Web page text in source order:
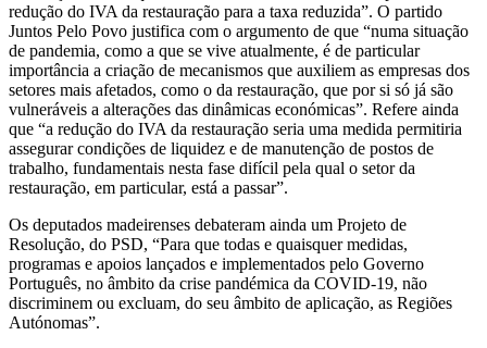
redução do IVA da restauração para a taxa reduzida”. O partido
Juntos Pelo Povo justifica com o argumento de que “numa situação
de pandemia, como a que se vive atualmente, é de particular
importância a criação de mecanismos que auxiliem as empresas dos
setores mais afetados, como o da restauração, que por si só já são
vulneráveis a alterações das dinâmicas económicas”. Refere ainda
que “a redução do IVA da restauração seria uma medida permitiria
assegurar condições de liquidez e de manutenção de postos de
trabalho, fundamentais nesta fase difícil pela qual o setor da
restauração, em particular, está a passar”.
Os deputados madeirenses debateram ainda um Projeto de
Resolução, do PSD, “Para que todas e quaisquer medidas,
programas e apoios lançados e implementados pelo Governo
Português, no âmbito da crise pandémica da COVID-19, não
discriminem ou excluam, do seu âmbito de aplicação, as Regiões
Autónomas”.